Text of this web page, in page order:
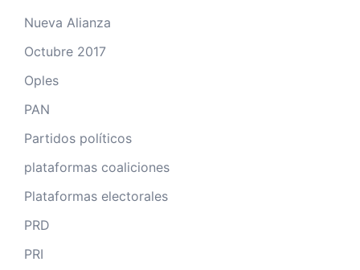
Nueva Alianza
Octubre 2017
Oples
PAN
Partidos políticos
plataformas coaliciones
Plataformas electorales
PRD
PRI